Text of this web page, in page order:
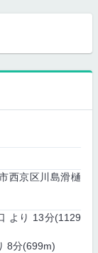
西京区川島滑樋
より 13分(1129
8分(699m)